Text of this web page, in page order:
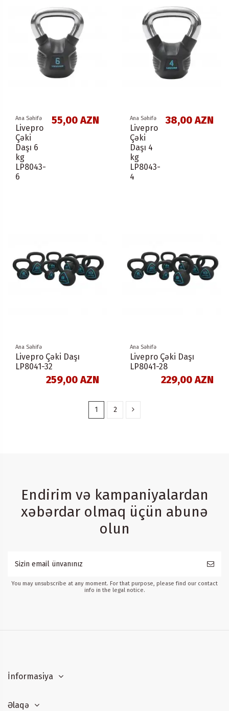
Ana Səhifə
Livepro
Çəki
Daşı 6
kg
LP8043-
6
55,00 AZN Ana Səhifə
Livepro
Çəki
Daşı 4
kg
LP8043-
4
38,00 AZN
Ana Səhifə
Livepro Çəki Daşı
LP8041-32
259,00 AZN
Ana Səhifə
Livepro Çəki Daşı
LP8041-28
229,00 AZN
1 2
Endirim və kampaniyalardan
xəbərdar olmaq üçün abunə
olun
You may unsubscribe at any moment. For that purpose, please find our contact
info in the legal notice.
İnformasiya
Əlaqə